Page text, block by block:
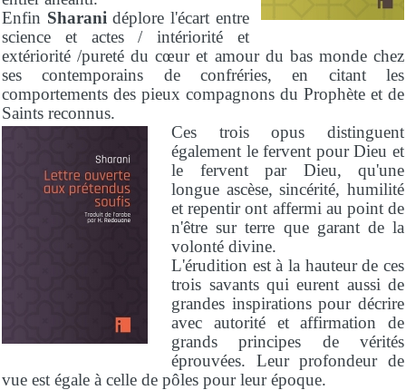
Enfin Sharani déplore l'écart entre
science et actes / intériorité et
extériorité /pureté du cœur et amour du bas monde chez
ses contemporains de confréries, en citant les
comportements des pieux compagnons du Prophète et de
Saints reconnus.
Ces trois opus distinguent
également le fervent pour Dieu et
le fervent par Dieu, qu'une
longue ascèse, sincérité, humilité
et repentir ont affermi au point de
n'être sur terre que garant de la
volonté divine.
L'érudition est à la hauteur de ces
trois savants qui eurent aussi de
grandes inspirations pour décrire
avec autorité et affirmation de
grands principes de vérités
éprouvées. Leur profondeur de
vue est égale à celle de pôles pour leur époque.